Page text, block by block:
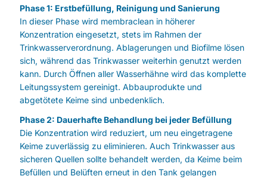
Phase 1: Erstbefüllung, Reinigung und Sanierung
In dieser Phase wird membraclean in höherer
Konzentration eingesetzt, stets im Rahmen der
Trinkwasserverordnung. Ablagerungen und Biofilme lösen
sich, während das Trinkwasser weiterhin genutzt werden
kann. Durch Öffnen aller Wasserhähne wird das komplette
Leitungssystem gereinigt. Abbauprodukte und
abgetötete Keime sind unbedenklich.
Phase 2: Dauerhafte Behandlung bei jeder Befüllung
Die Konzentration wird reduziert, um neu eingetragene
Keime zuverlässig zu eliminieren. Auch Trinkwasser aus
sicheren Quellen sollte behandelt werden, da Keime beim
Befüllen und Belüften erneut in den Tank gelangen